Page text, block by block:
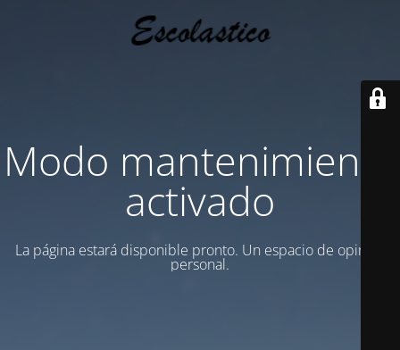
Modo mantenimiento
activado
La página estará disponible pronto. Un espacio de opinion
personal.